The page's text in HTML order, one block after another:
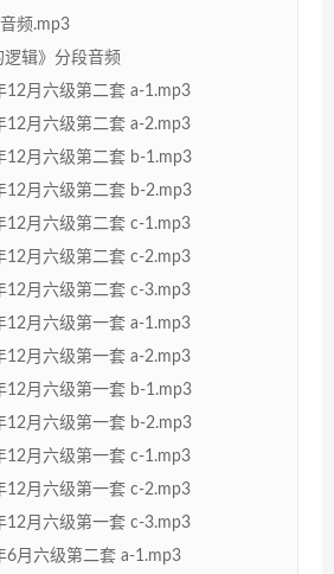
频.mp3
辑》分段音频
12月六级第二套 a-1.mp3
12月六级第二套 a-2.mp3
12月六级第二套 b-1.mp3
12月六级第二套 b-2.mp3
12月六级第二套 c-1.mp3
12月六级第二套 c-2.mp3
12月六级第二套 c-3.mp3
12月六级第一套 a-1.mp3
12月六级第一套 a-2.mp3
12月六级第一套 b-1.mp3
12月六级第一套 b-2.mp3
12月六级第一套 c-1.mp3
12月六级第一套 c-2.mp3
12月六级第一套 c-3.mp3
6月六级第二套 a-1.mp3